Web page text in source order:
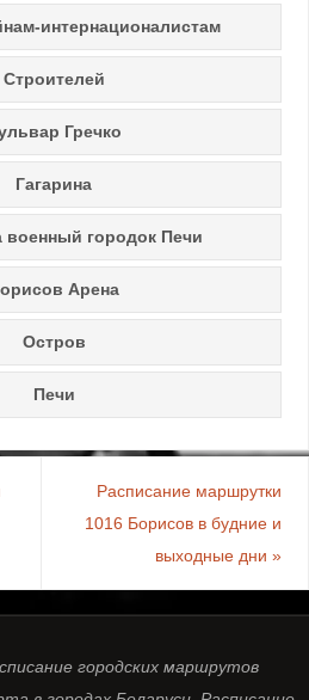
интернационалистам
Строителей
Гречко
Гагарина
военный городок Печи
Арена
Остров
Печи
Расписание маршрутки
1016 Борисов в будние и
выходные дни»
городских маршрутов